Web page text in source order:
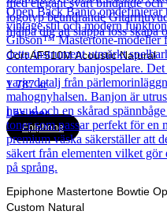
Cort AF510M Acoustic Natural
1 787kr
Läs mer
Epiphone
Epiphone Mastertone Bowtie
Custom Natural